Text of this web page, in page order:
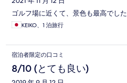
ゴルフ場に近くて、景色も最高でした
KEIKO、1 泊旅行
宿泊者限定の口コミ
8/10 (とても良い)